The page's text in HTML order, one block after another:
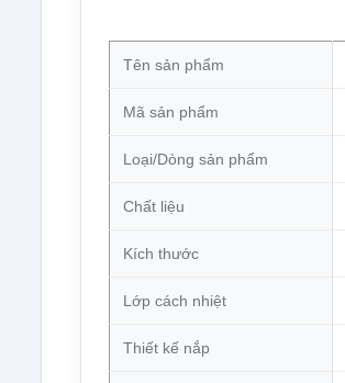
Tên sản phẩm
Mã sản phẩm
Loại/Dòng sản phẩm
Chất liệu
Kích thước
Lớp cách nhiệt
Thiết kế nắp